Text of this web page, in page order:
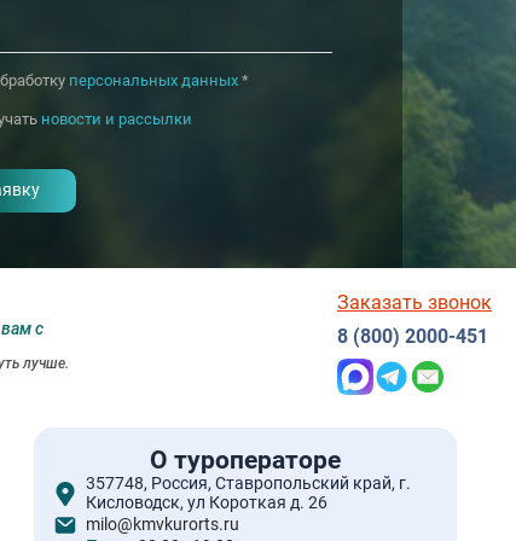
персональных данных*
новости и рассылки
с
лучше.
Заказать звонок
8 (800) 2000-451
О туроператоре
357748, Россия, Ставропольский край, г.
Кисловодск, ул Короткая д. 26
milo@kmvkurorts.ru